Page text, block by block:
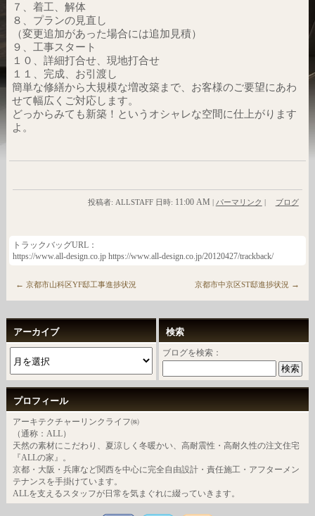
７、着工、解体
８、プランの見直し
（変更追加があった場合には追加見積）
９、工事スタート
１０、詳細打合せ、現地打合せ
１１、完成、お引渡し
簡単な修繕から大規模な増改築まで、お客様のご要望にあわ
せて幅広くご対応します。
どっからみても新築！というオシャレな空間に仕上がります
よ。
投稿者: ALLSTAFF 日時: 11:00 AM | パーマリンク | ブログ
トラックバッグURL：
https://www.all-design.co.jp https://www.all-design.co.jp/20120427/trackback/
← 京都市山科区YF邸工事進捗状況 京都市中京区ST邸進捗状況 →
アーカイブ 検索
ブログを検索：
プロフィール
アーキテクチャーリンクライフ㈱
（通称：ALL）
天然の素材にこだわり、夏涼しく冬暖かい、高耐震性・高耐久性の注文住宅
『ALLの家』。
京都・大阪・兵庫など関西を中心に完全自由設計・責任施工・アフターメン
テナンスを手掛けています。
ALLを支えるスタッフが日常を気まぐれに綴っていきます。